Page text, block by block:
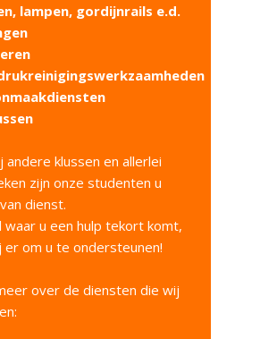
lampen, gordijnrails e.d.
andere klussen en allerlei
zijn onze studenten u
dienst.
waar u een hulp tekort komt,
er om u te ondersteunen!
over de diensten die wij